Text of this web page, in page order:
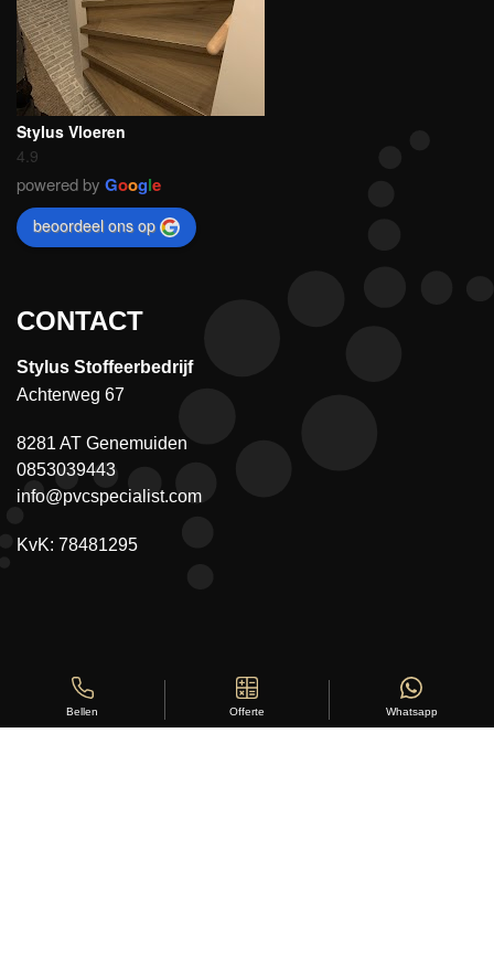
Stylus Vloeren
4.9
powered by Google
beoordeel ons op
CONTACT
Stylus Stoffeerbedrijf
Achterweg 67
8281 AT Genemuiden
0853039443
info@pvcspecialist.com
KvK: 78481295
Bellen Offerte Whatsapp